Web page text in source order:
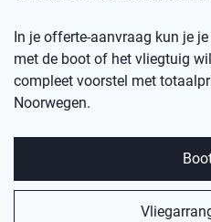
In je offerte-aanvraag kun je
met de boot of het vliegtuig
compleet voorstel met
Noorwegen.